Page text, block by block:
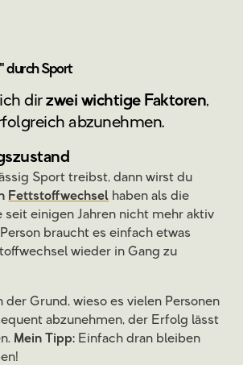
durch Sport
dirzwei wichtige Faktoren,
abzunehmen.
Sport treibst, dann wirst du
Fettstoffwechsel haben als die
seit einigen Jahren nicht mehr aktiv
braucht es einfach etwas
wieder in Gang zu
der Grund, wieso es vielen Personen
abzunehmen, der Erfolg lässt
Mein Tipp: Einfach dran bleiben